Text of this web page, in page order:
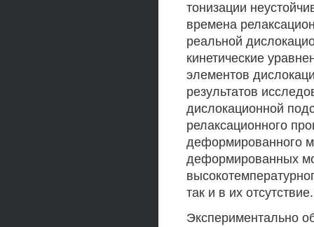
тонизации
времена
реальной
кинетические
элементов
результатов
дислокационной
релаксационного
деформированного
деформированных
так и в их отсутствие.
Экспериментально